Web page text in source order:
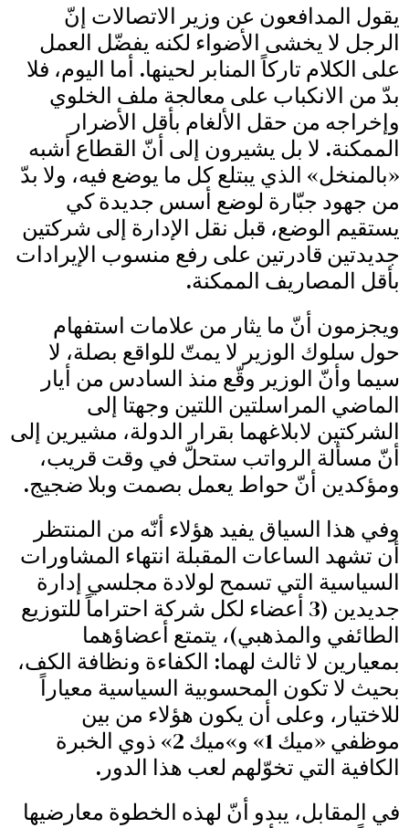
يقول المدافعون عن وزير الاتصالات إنّ
الرجل لا يخشى الأضواء لكنه يفضّل العمل
على الكلام تاركاً المنابر لحينها. أما اليوم، فلا
بدّ من الانكباب على معالجة ملف الخلوي
وإخراجه من حقل الألغام بأقل الأضرار
الممكنة. لا بل يشيرون إلى أنّ القطاع أشبه
«بالمنخل» الذي يبتلع كل ما يوضع فيه، ولا بدّ
من جهود جبّارة لوضع أسس جديدة كي
يستقيم الوضع، قبل نقل الإدارة إلى شركتين
جديدتين قادرتين على رفع منسوب الإيرادات
بأقل المصاريف الممكنة.
ويجزمون أنّ ما يثار من علامات استفهام
حول سلوك الوزير لا يمتّ للواقع بصلة، لا
سيما وأنّ الوزير وقّع منذ السادس من أيار
الماضي المراسلتين اللتين وجهتا إلى
الشركتين لابلاغهما بقرار الدولة، مشيرين إلى
أنّ مسألة الرواتب ستحلّ في وقت قريب،
ومؤكدين أنّ حواط يعمل بصمت وبلا ضجيج.
وفي هذا السياق يفيد هؤلاء أنّه من المنتظر
أن تشهد الساعات المقبلة انتهاء المشاورات
السياسية التي تسمح لولادة مجلسي إدارة
جديدين (3 أعضاء لكل شركة احتراماً للتوزيع
الطائفي والمذهبي)، يتمتع أعضاؤهما
بمعيارين لا ثالث لهما: الكفاءة ونظافة الكف،
بحيث لا تكون المحسوبية السياسية معياراً
للاختيار، وعلى أن يكون هؤلاء من بين
موظفي «ميك 1» و»ميك 2» ذوي الخبرة
الكافية التي تخوّلهم لعب هذا الدور.
في المقابل، يبدو أنّ لهذه الخطوة معارضيها